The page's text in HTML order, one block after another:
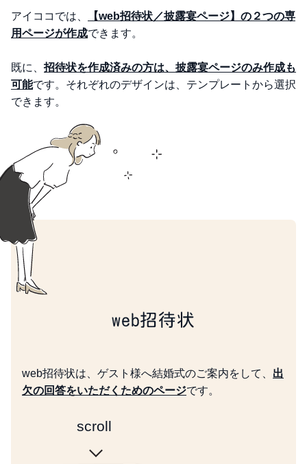
アイココでは、
【web招待状／披露宴ページ】の２つの専
用ページが作成できます。
既に、 招待状を作成済みの方は、披露宴ページのみ作成も
可能です。それぞれのデザインは、テンプレートから選択
できます。
web招待状
web招待状は、ゲスト様へ結婚式のご案内をして、 出
欠の回答をいただくためのページです。
scroll